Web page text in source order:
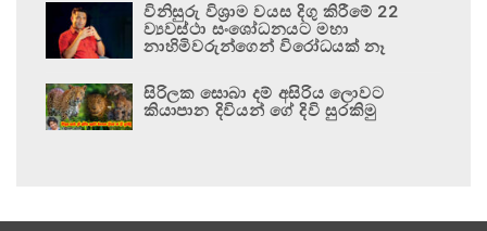
විනිසුරු විශ්‍රාම වයස දිගු කිරීමේ 22
ව්‍යවස්ථා සංශෝධනයට මහා
නාහිමිවරුන්ගෙන් විරෝධයක් නෑ
සිරිලක සොබා දම් අසිරිය ලොවට
කියාපාන දිවියන් ගේ දිවි සුරකිමු